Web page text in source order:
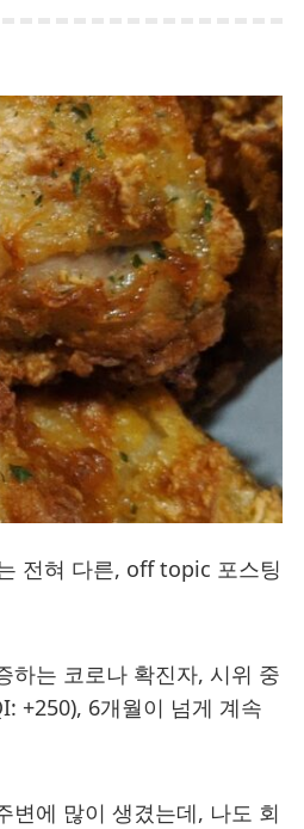
전혀 다른, off topic 포스팅
하는 코로나 확진자, 시위 중
+250), 6개월이 넘게 계속
변에 많이 생겼는데, 나도 회